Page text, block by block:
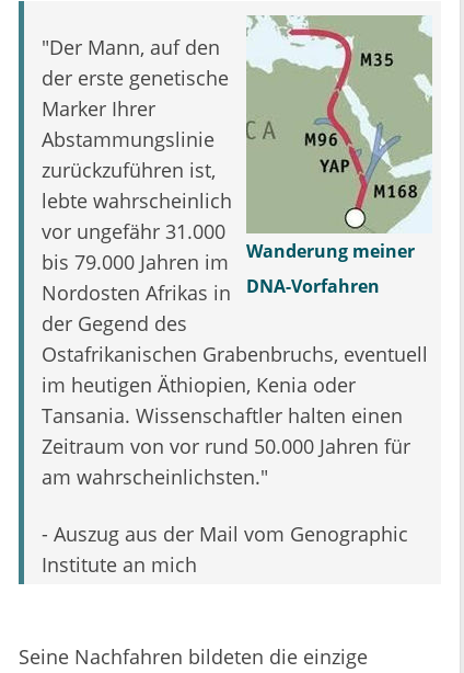
Wanderung meiner
DNA-Vorfahren
"Der Mann, auf den
der erste genetische
Marker Ihrer
Abstammungslinie
zurückzuführen ist,
lebte wahrscheinlich
vor ungefähr 31.000
bis 79.000 Jahren im
Nordosten Afrikas in
der Gegend des
Ostafrikanischen Grabenbruchs, eventuell
im heutigen Äthiopien, Kenia oder
Tansania. Wissenschaftler halten einen
Zeitraum von vor rund 50.000 Jahren für
am wahrscheinlichsten."
- Auszug aus der Mail vom Genographic
Institute an mich
Seine Nachfahren bildeten die einzige